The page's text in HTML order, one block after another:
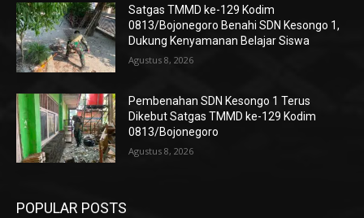
Satgas TMMD ke-129 Kodim
0813/Bojonegoro Benahi SDN Kesongo 1,
Dukung Kenyamanan Belajar Siswa
Agustus 8, 2026
Pembenahan SDN Kesongo 1 Terus
Dikebut Satgas TMMD ke-129 Kodim
0813/Bojonegoro
Agustus 8, 2026
POPULAR POSTS